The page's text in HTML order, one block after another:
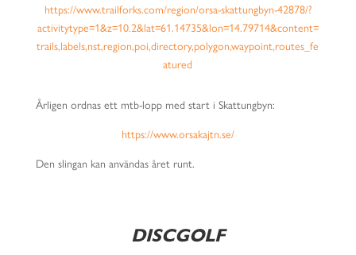
https://www.trailforks.com/region/orsa-skattungbyn-42878/?
activitytype=1&z=10.2&lat=61.14735&lon=14.79714&content=
trails,labels,nst,region,poi,directory,polygon,waypoint,routes_fe
atured
Årligen ordnas ett mtb-lopp med start i Skattungbyn:
https://www.orsakajtn.se/
Den slingan kan användas året runt.
DISCGOLF